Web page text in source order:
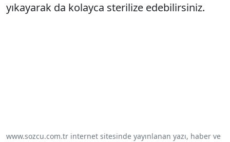
yıkayarak da kolayca sterilize edebilirsiniz.
www.sozcu.com.tr internet sitesinde yayınlanan yazı, haber ve